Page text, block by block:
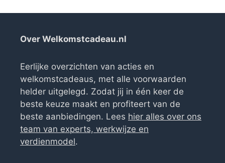
Over Welkomstcadeau.nl
Eerlijke overzichten van acties en
welkomstcadeaus, met alle voorwaarden
helder uitgelegd. Zodat jij in één keer de
beste keuze maakt en profiteert van de
beste aanbiedingen. Lees hier alles over ons
team van experts, werkwijze en
verdienmodel.